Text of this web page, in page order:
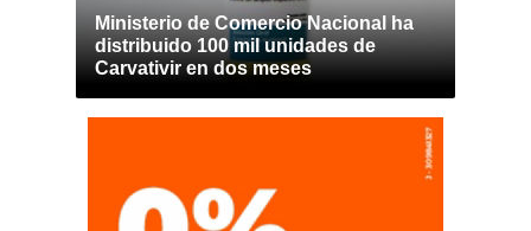
Ministerio de Comercio Nacional ha
distribuido 100 mil unidades de
Carvativir en dos meses